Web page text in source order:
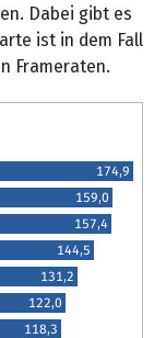
Dabei gibt es
ist in dem Fall
Frameraten.
174,9
159,0
157,4
144,5
131,2
122,0
118,3